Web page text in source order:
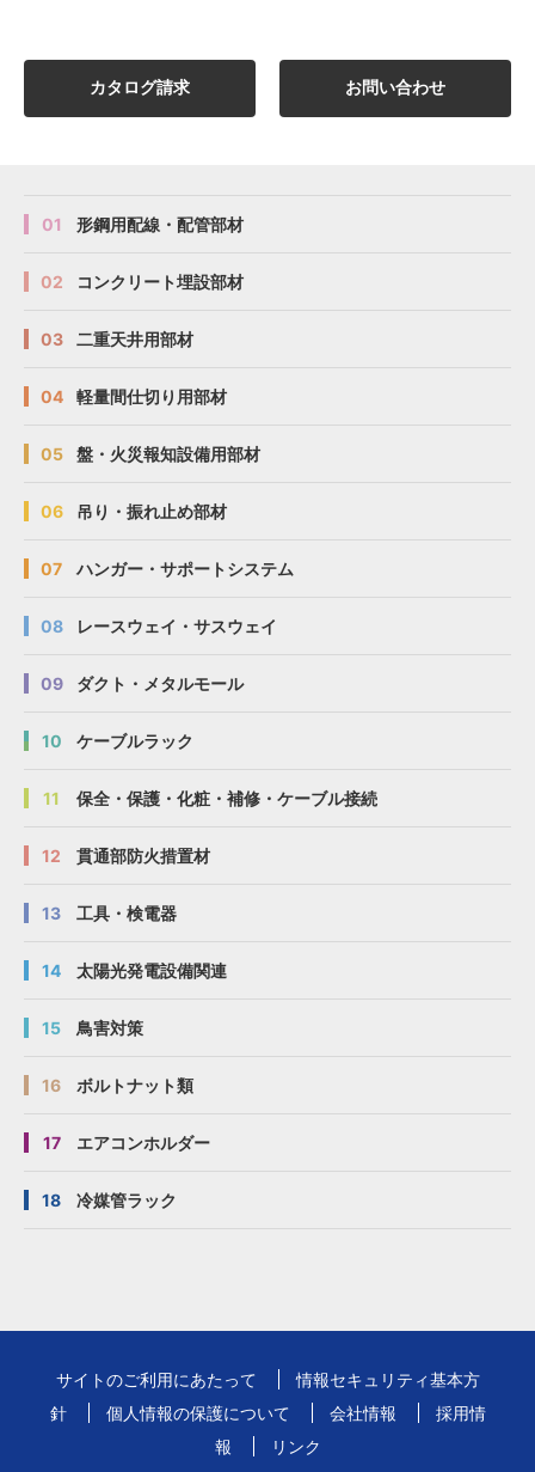
カタログ請求 お問い合わせ
01 形鋼用配線・配管部材
02 コンクリート埋設部材
03 二重天井用部材
04 軽量間仕切り用部材
05 盤・火災報知設備用部材
06 吊り・振れ止め部材
07 ハンガー・サポートシステム
08 レースウェイ・サスウェイ
09 ダクト・メタルモール
10 ケーブルラック
11 保全・保護・化粧・補修・ケーブル接続
12 貫通部防火措置材
13 工具・検電器
14 太陽光発電設備関連
15 鳥害対策
16 ボルトナット類
17 エアコンホルダー
18 冷媒管ラック
サイトのご利用にあたって
情報セキュリティ基本方
針
個人情報の保護について 会社情報
採用情
報
リンク